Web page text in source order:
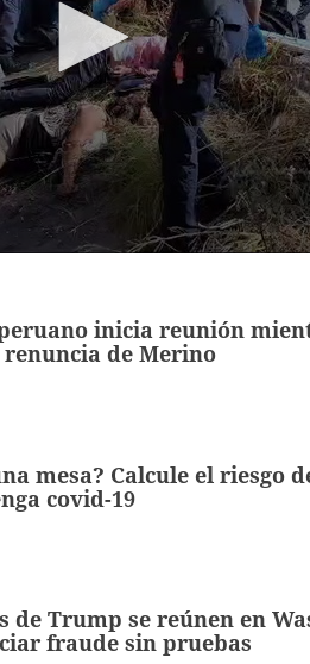
inicia reunión
de Merino
mesa? Calcule el riesgo
covid-19
de Trump se reúnen en
fraude sin pruebas